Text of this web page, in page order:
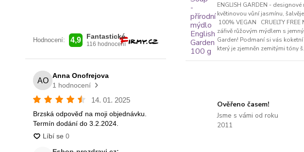
ENGLISH GARDEN -
květinovou vůní jasmínu,
100% VEGAN CRUELTY
zářivě růžovým mýdlem s
Garden! Podmaní si vás
který je zjemněn zemitými tóny
Ověřeno časem!
Jsme s vámi od roku
2011